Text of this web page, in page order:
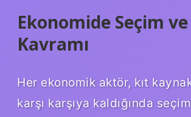
Ekonomide Seçim
Kavramı
Her ekonomik aktör, kıt
karşı karşıya kaldığında